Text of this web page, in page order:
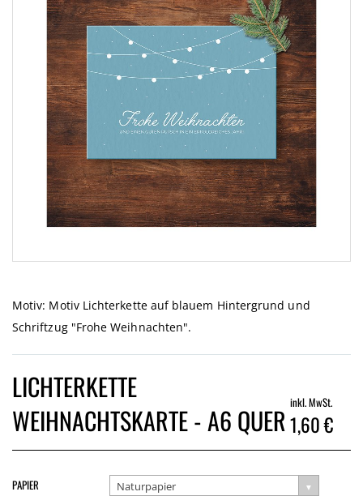
der
Bildgalerie
springen
Motiv: Motiv Lichterkette auf blauem Hintergrund und
Schriftzug "Frohe Weihnachten".
LICHTERKETTE
WEIHNACHTSKARTE - A6 QUER inkl. MwSt.
1,60 €
PAPIER Naturpapier